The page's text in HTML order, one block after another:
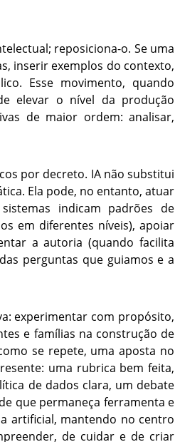
reposiciona-o. Se uma
inserir exemplos do contexto,
Esse movimento, quando
elevar o nível da produção
de maior ordem: analisar,
por decreto. IA não substitui
Ela pode, no entanto, atuar
indicam padrões de
em diferentes níveis), apoiar
a autoria (quando facilita
perguntas que guiamos e a
experimentar com propósito,
e famílias na construção de
se repete, uma aposta no
uma rubrica bem feita,
de dados clara, um debate
que permaneça ferramenta e
artificial, mantendo no centro
de cuidar e de criar